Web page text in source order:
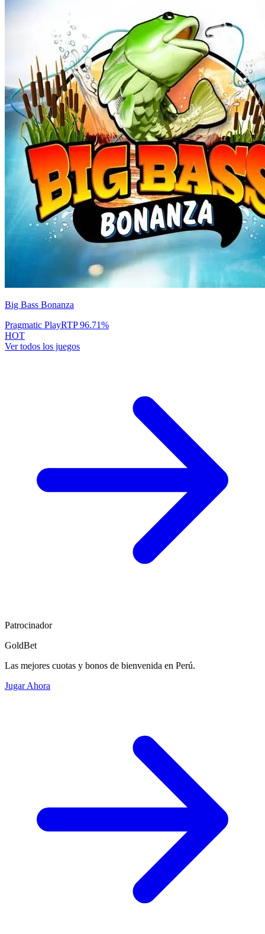
Big Bass Bonanza
Pragmatic PlayRTP96.71%
HOT
Ver todos los juegos
Patrocinador
GoldBet
Las mejores cuotas y bonos de bienvenida en Perú.
Jugar Ahora